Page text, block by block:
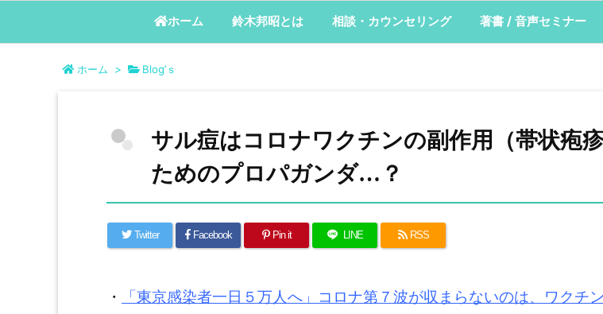
ホーム 鈴木邦昭とは 相談・カウンセリング 著書 / 音声セミナー
ホーム > Blog’ｓ
サル痘はコロナワクチンの副作用（帯状疱
ためのプロパガンダ…？
Twitter Facebook Pin it LINE RSS
・
「東京感染者一日５万人へ」コロナ第７波が収まらないのは、ワクチ